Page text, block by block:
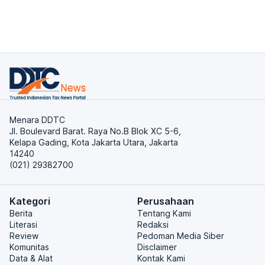
Menara DDTC
Jl. Boulevard Barat. Raya No.B Blok XC 5-6,
Kelapa Gading, Kota Jakarta Utara, Jakarta
14240
(021) 29382700
Kategori
Berita
Literasi
Review
Komunitas
Data & Alat
Perusahaan
Tentang Kami
Redaksi
Pedoman Media Siber
Disclaimer
Kontak Kami